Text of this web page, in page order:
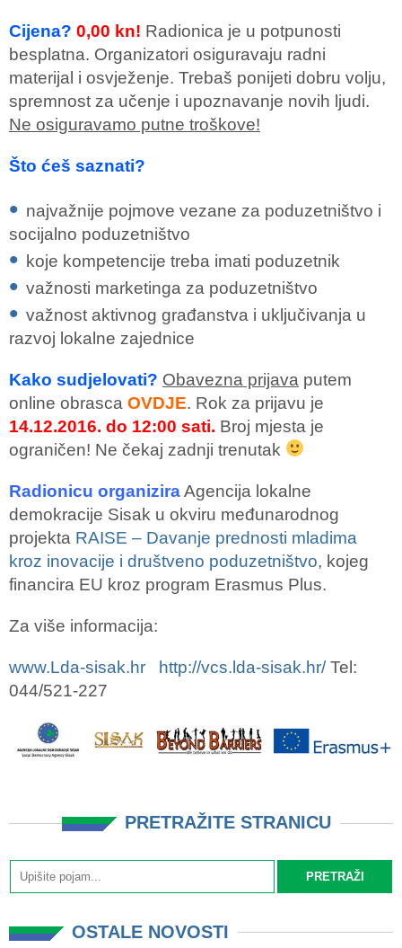
Cijena? 0,00 kn! Radionica je u potpunosti
besplatna. Organizatori osiguravaju radni
materijal i osvježenje. Trebaš ponijeti dobru volju,
spremnost za učenje i upoznavanje novih ljudi.
Ne osiguravamo putne troškove!
Što ćeš saznati?
najvažnije pojmove vezane za poduzetništvo i
socijalno poduzetništvo
koje kompetencije treba imati poduzetnik
važnosti marketinga za poduzetništvo
važnost aktivnog građanstva i uključivanja u
razvoj lokalne zajednice
Kako sudjelovati? Obavezna prijava putem
online obrasca OVDJE. Rok za prijavu je
14.12.2016. do 12:00 sati. Broj mjesta je
ograničen! Ne čekaj zadnji trenutak
Radionicu organiziraAgencija lokalne
demokracije Sisak u okviru međunarodnog
projekta RAISE – Davanje prednosti mladima
kroz inovacije i društveno poduzetništvo, kojeg
financira EU kroz program Erasmus Plus.
Za više informacija:
www.Lda-sisak.hr http://vcs.lda-sisak.hr/Tel:
044/521-227
PRETRAŽITE STRANICU
OSTALE NOVOSTI